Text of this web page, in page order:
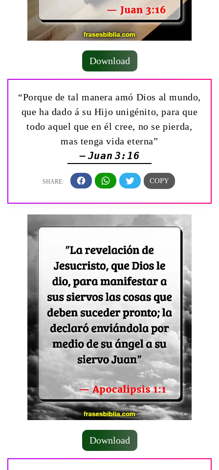
Download
“Porque de tal manera amó Dios al mundo,
que ha dado á su Hijo unigénito, para que
todo aquel que en él cree, no se pierda,
mas tenga vida eterna”
— Juan 3:16
Download